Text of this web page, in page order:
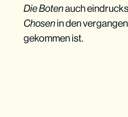
Die Botenauch
Chosenin den
gekommen ist.